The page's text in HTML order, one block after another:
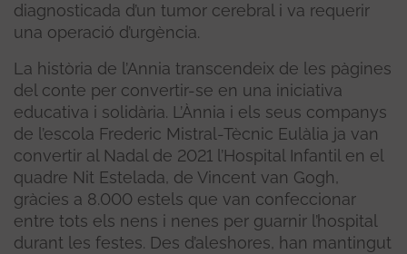
diagnosticada d’un tumor cerebral i va requerir
una operació d’urgència.
La història de l’Annia transcendeix de les pàgines
del conte per convertir-se en una iniciativa
educativa i solidària. L’Ànnia i els seus companys
de l’escola Frederic Mistral-Tècnic Eulàlia ja van
convertir al Nadal de 2021 l’Hospital Infantil en el
quadre Nit Estelada, de Vincent van Gogh,
gràcies a 8.000 estels que van confeccionar
entre tots els nens i nenes per guarnir l’hospital
durant les festes. Des d’aleshores, han mantingut